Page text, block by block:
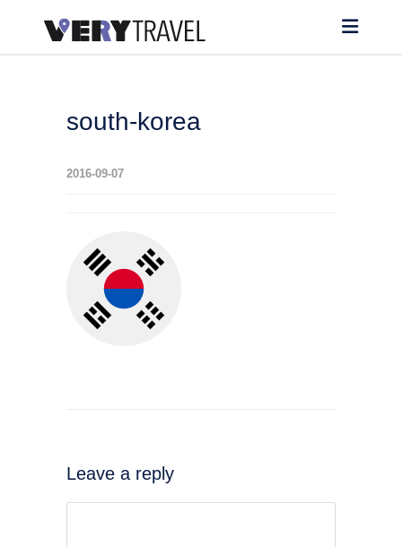
south-korea
2016-09-07
Leave a reply